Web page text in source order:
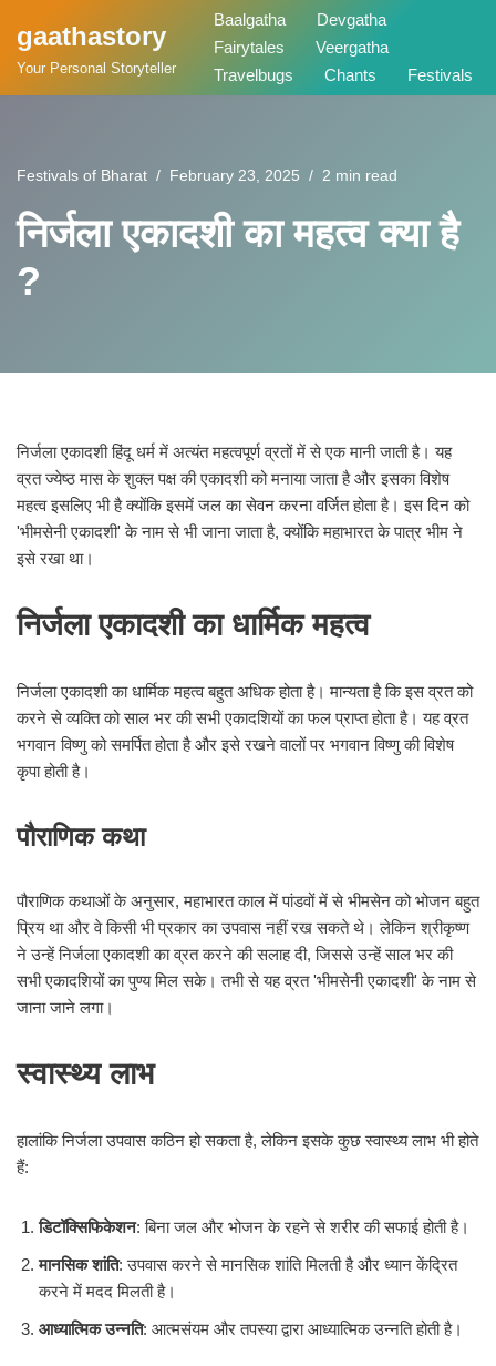
Skip
gaathastory
Your Personal Storyteller
Baalgatha
Devgatha
Fairytales
Veergatha
Travelbugs
Chants Festivals
Festivals of Bharat February 23, 2025 2 min read
निर्जला एकादशी का महत्व क्या है
?
निर्जला एकादशी हिंदू धर्म में अत्यंत महत्वपूर्ण व्रतों में से एक मानी जाती है। यह
व्रत ज्येष्ठ मास के शुक्ल पक्ष की एकादशी को मनाया जाता है और इसका विशेष
महत्व इसलिए भी है क्योंकि इसमें जल का सेवन करना वर्जित होता है। इस दिन को
'भीमसेनी एकादशी' के नाम से भी जाना जाता है, क्योंकि महाभारत के पात्र भीम ने
इसे रखा था।
निर्जला एकादशी का धार्मिक महत्व
निर्जला एकादशी का धार्मिक महत्व बहुत अधिक होता है। मान्यता है कि इस व्रत को
करने से व्यक्ति को साल भर की सभी एकादशियों का फल प्राप्त होता है। यह व्रत
भगवान विष्णु को समर्पित होता है और इसे रखने वालों पर भगवान विष्णु की विशेष
कृपा होती है।
पौराणिक कथा
पौराणिक कथाओं के अनुसार, महाभारत काल में पांडवों में से भीमसेन को भोजन बहुत
प्रिय था और वे किसी भी प्रकार का उपवास नहीं रख सकते थे। लेकिन श्रीकृष्ण
ने उन्हें निर्जला एकादशी का व्रत करने की सलाह दी, जिससे उन्हें साल भर की
सभी एकादशियों का पुण्य मिल सके। तभी से यह व्रत 'भीमसेनी एकादशी' के नाम से
जाना जाने लगा।
स्वास्थ्य लाभ
हालांकि निर्जला उपवास कठिन हो सकता है, लेकिन इसके कुछ स्वास्थ्य लाभ भी होते
हैं:
डिटॉक्सिफिकेशन: बिना जल और भोजन के रहने से शरीर की सफाई होती है।
मानसिक शांति: उपवास करने से मानसिक शांति मिलती है और ध्यान केंद्रित
करने में मदद मिलती है।
आध्यात्मिक उन्नति: आत्मसंयम और तपस्या द्वारा आध्यात्मिक उन्नति होती है।